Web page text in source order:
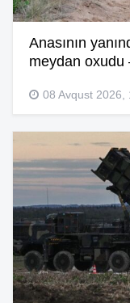
Anasının
meydan oxudu
08 Avqust 2026,